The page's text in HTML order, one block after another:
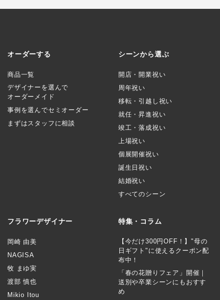
オーダーする
商品一覧
デザイナーを選んで
オーダーメイド
事例を選んでセミオーダー
まずはスタッフに相談
シーンから選ぶ
開店・開業祝い
周年祝い
移転・引越し祝い
就任・昇進祝い
竣工・落成祝い
上場祝い
個展開催祝い
誕生日祝い
結婚祝い
すべてのシーン
フラワーデザイナー
岡崎 由美
NAGISA
牧 まゆ実
渡部 慎也
Mikio Itou
特集・コラム
【今だけ300円OFF！】"母の
日ギフト"に使えるクーポン配
布中！
「春の花贈りフェア」開催｜
送別や卒業シーンにもおすす
め